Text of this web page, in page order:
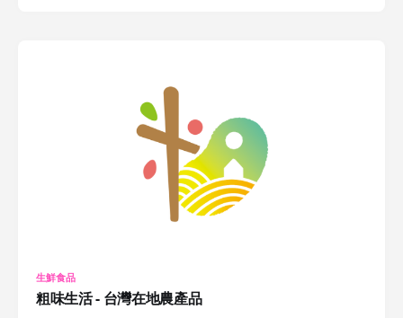
生鮮食品
粗味生活 - 台灣在地農產品